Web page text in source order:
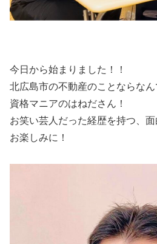
今日から始まりました！！
北広島市の不動産のことならなん
資格マニアのはねださん！
お笑い芸人だった経歴を持つ、
お楽しみに！